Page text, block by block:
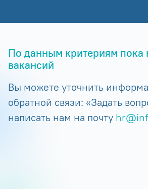
По данным критериям пока
вакансий
Вы можете уточнить
обратной связи: «Задать
написать нам на почту